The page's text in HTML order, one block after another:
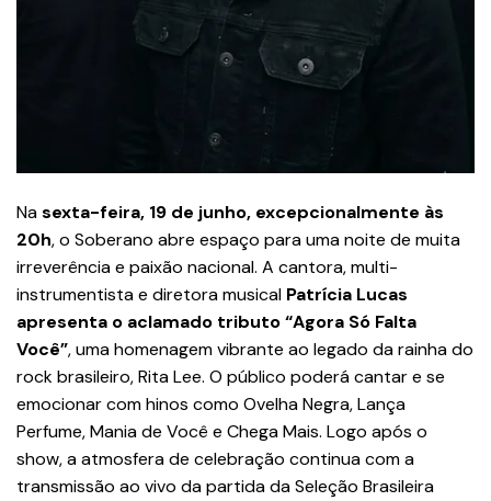
Nasexta-feira, 19 de junho, excepcionalmente às
20h, o Soberano abre espaço para uma noite de muita
irreverência e paixão nacional. A cantora, multi-
instrumentista e diretora musical Patrícia Lucas
apresenta o aclamado tributo “Agora Só Falta
Você”, uma homenagem vibrante ao legado da rainha do
rock brasileiro, Rita Lee. O público poderá cantar e se
emocionar com hinos como Ovelha Negra, Lança
Perfume, Mania de Você e Chega Mais. Logo após o
show, a atmosfera de celebração continua com a
transmissão ao vivo da partida da Seleção Brasileira